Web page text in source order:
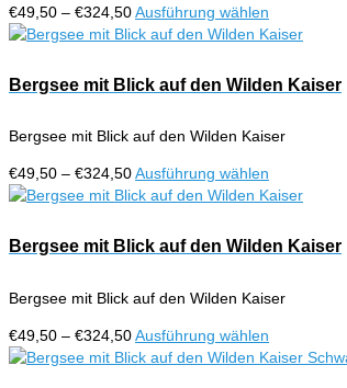
können
auf
Produktseite
werden
€49,50 – €324,50Preisspanne:
€49,50
€324,50
Ausführung wählen
Produkt
mehrere
Varianten
Die
können
auf
Produktseite
werden
Bergsee mit Blick auf den Wilden Kaiser
Bergsee mit Blick auf den Wilden Kaiser
€49,50 – €324,50Preisspanne:
€49,50
€324,50
Ausführung wählen
Produkt
mehrere
Varianten
Die
können
auf
Bergsee mit Blick auf den Wilden Kaiser
Bergsee mit Blick auf den Wilden Kaiser
€49,50 – €324,50Preisspanne:
€49,50
Ausführung wählen
Produkt